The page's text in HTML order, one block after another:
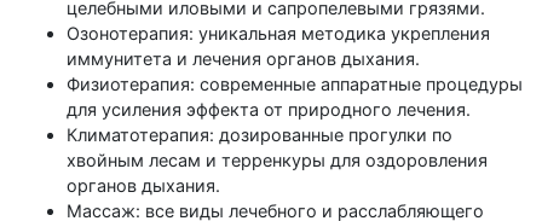
целебными иловыми и сапропелевыми грязями.
Озонотерапия: уникальная методика укрепления
иммунитета и лечения органов дыхания.
Физиотерапия: современные аппаратные процедуры
для усиления эффекта от природного лечения.
Климатотерапия: дозированные прогулки по
хвойным лесам и терренкуры для оздоровления
органов дыхания.
Массаж: все виды лечебного и расслабляющего